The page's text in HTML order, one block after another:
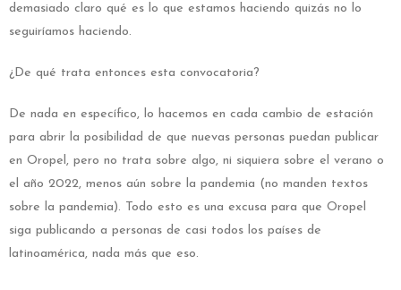
demasiado claro qué es lo que estamos haciendo quizás no lo
seguiríamos haciendo.
¿De qué trata entonces esta convocatoria?
De nada en específico, lo hacemos en cada cambio de estación
para abrir la posibilidad de que nuevas personas puedan publicar
en Oropel, pero no trata sobre algo, ni siquiera sobre el verano o
el año 2022, menos aún sobre la pandemia (no manden textos
sobre la pandemia). Todo esto es una excusa para que Oropel
siga publicando a personas de casi todos los países de
latinoamérica, nada más que eso.